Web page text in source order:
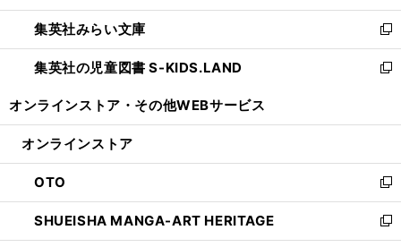
開
く
ウ
で
開
く
ン
ド
ウ
で
ウ
ィ
ン
ド
開
集英社みらい文庫
新
し
い
ン
ウ
で
開
く
集英社の児童図書 S-KIDS.LAND
新
ウ
ン
ド
ウ
で
開
オンラインストア・ その他WEBサービス
オンラインストア
OTO
新
し
い
ウ
SHUEISHA MANGA-ART HERITAGE
新
し